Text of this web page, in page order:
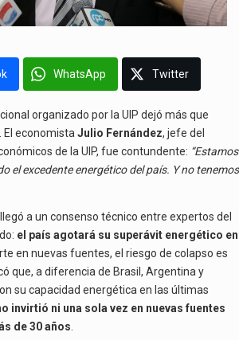
WhatsApp Twitter
organizado por la UIP dejó más que
El economista Julio Fernández, jefe del
de la UIP, fue contundente: “Estamos
el excedente energético del país. Y no tenemos
a un consenso técnico entre expertos del
el país agotará su superávit energético en
en nuevas fuentes, el riesgo de colapso es
que, a diferencia de Brasil, Argentina y
su capacidad energética en las últimas
invirtió ni una sola vez en nuevas fuentes
de 30 años